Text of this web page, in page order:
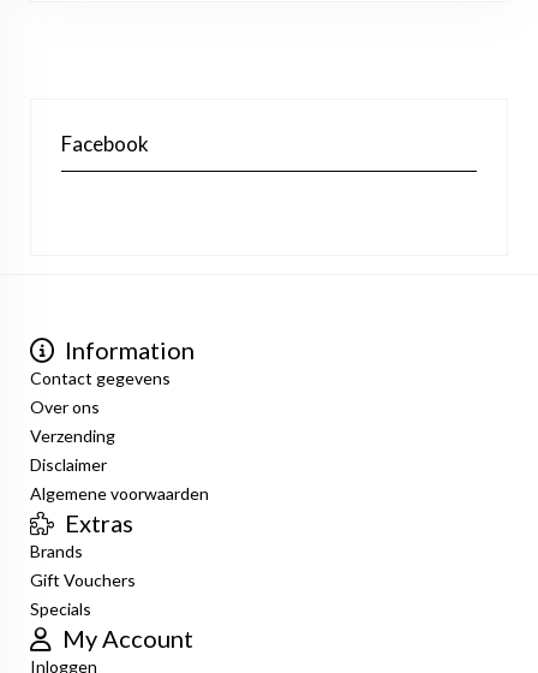
Facebook
Information
Contact gegevens
Over ons
Verzending
Disclaimer
Algemene voorwaarden
Extras
Brands
Gift Vouchers
Specials
My Account
Inloggen